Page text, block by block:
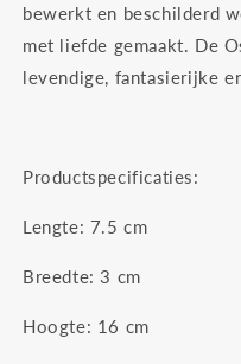
bewerkt en beschilderd
met liefde gemaakt. De
levendige, fantasierijke
Productspecificaties:
Lengte: 7.5 cm
Breedte: 3 cm
Hoogte: 16 cm